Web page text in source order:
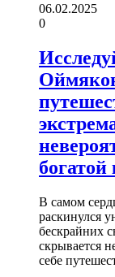
06.02.2025
0
В самом
раскинулся
бескрайних
скрывается
себе